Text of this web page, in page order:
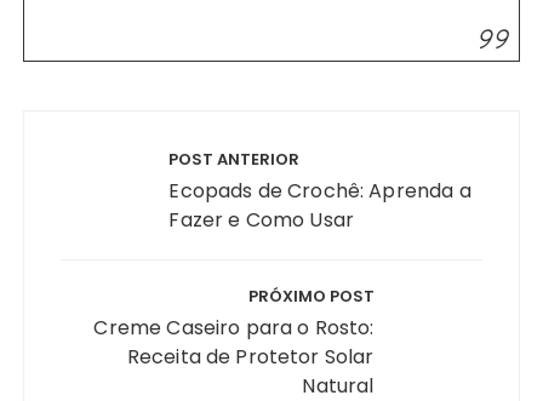
POST ANTERIOR
Ecopads de Crochê: Aprenda a
Fazer e Como Usar
PRÓXIMO POST
Creme Caseiro para o Rosto:
Receita de Protetor Solar
Natural